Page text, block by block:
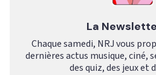
La
Chaque samedi, NRJ vous
dernières actus musique, ciné,
des quiz, des jeux et